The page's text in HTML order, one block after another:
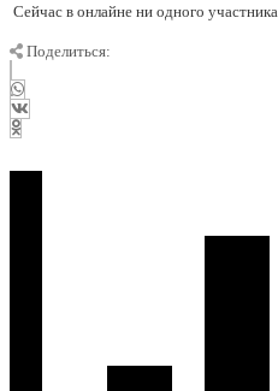
Сейчас в онлайне ни одного участника
Поделиться: